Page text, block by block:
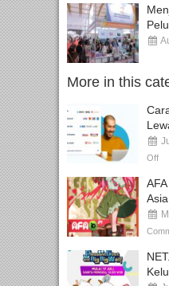
More in this
Off
Asia